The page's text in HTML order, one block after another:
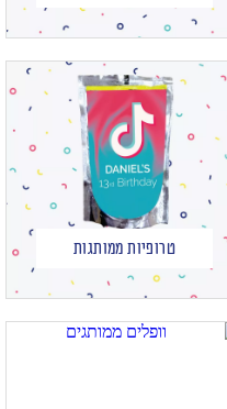
טרופיות ממותגות